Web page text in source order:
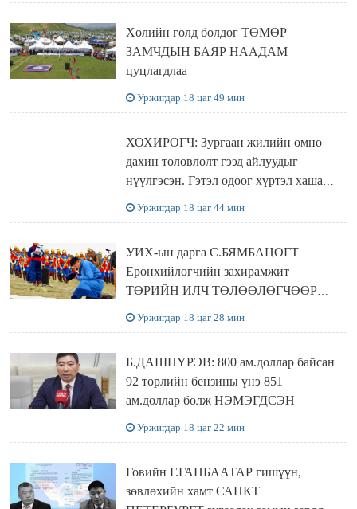
Хөлийн голд болдог ТӨМӨР
ЗАМЧДЫН БАЯР НААДАМ
цуцлагдлаа
Уржигдар 18 цаг 49 мин
ХОХИРОГЧ: Зургаан жилийн өмнө
дахин төлөвлөлт гээд айлуудыг
нүүлгэсэн. Гэтэл одоог хүртэл хашаа
Уржигдар 18 цаг 44 мин
УИХ-ын дарга С.БЯМБАЦОГТ
Ерөнхийлөгчийн захирамжит
ТӨРИЙН ИЛЧ ТӨЛӨӨЛӨГЧӨӨР
Уржигдар 18 цаг 28 мин
Б.ДАШПҮРЭВ: 800 ам.доллар байсан
92 төрлийн бензины үнэ 851
ам.доллар болж НЭМЭГДСЭН
Уржигдар 18 цаг 22 мин
Говийн Г.ГАНБААТАР гишүүн,
зөвлөхийн хамт САНКТ